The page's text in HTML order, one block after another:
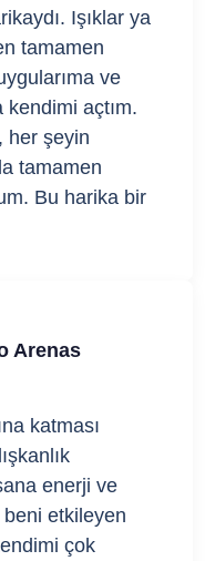
Işıklar ya
tamamen
ve
kendimi açtım.
her şeyin
tamamen
Bu harika bir
katması
enerji ve
beni etkileyen
çok
Arenas